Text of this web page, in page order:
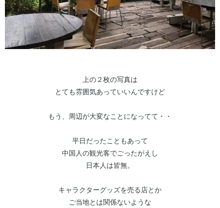
上の２枚の写真は
とても雰囲気あっていいんですけど
もう、周辺が大変なことになってて・・
平日だったこともあって
中国人の観光客でごったがえし
日本人は皆無。
キャラクターグッズを売る店とか
ご当地とは関係ないような